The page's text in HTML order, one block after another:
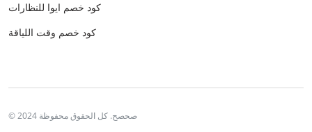
كود خصم ايوا للنظارات
كود خصم وقت اللياقة
© 2024 صحصح. كل الحقوق محفوظة